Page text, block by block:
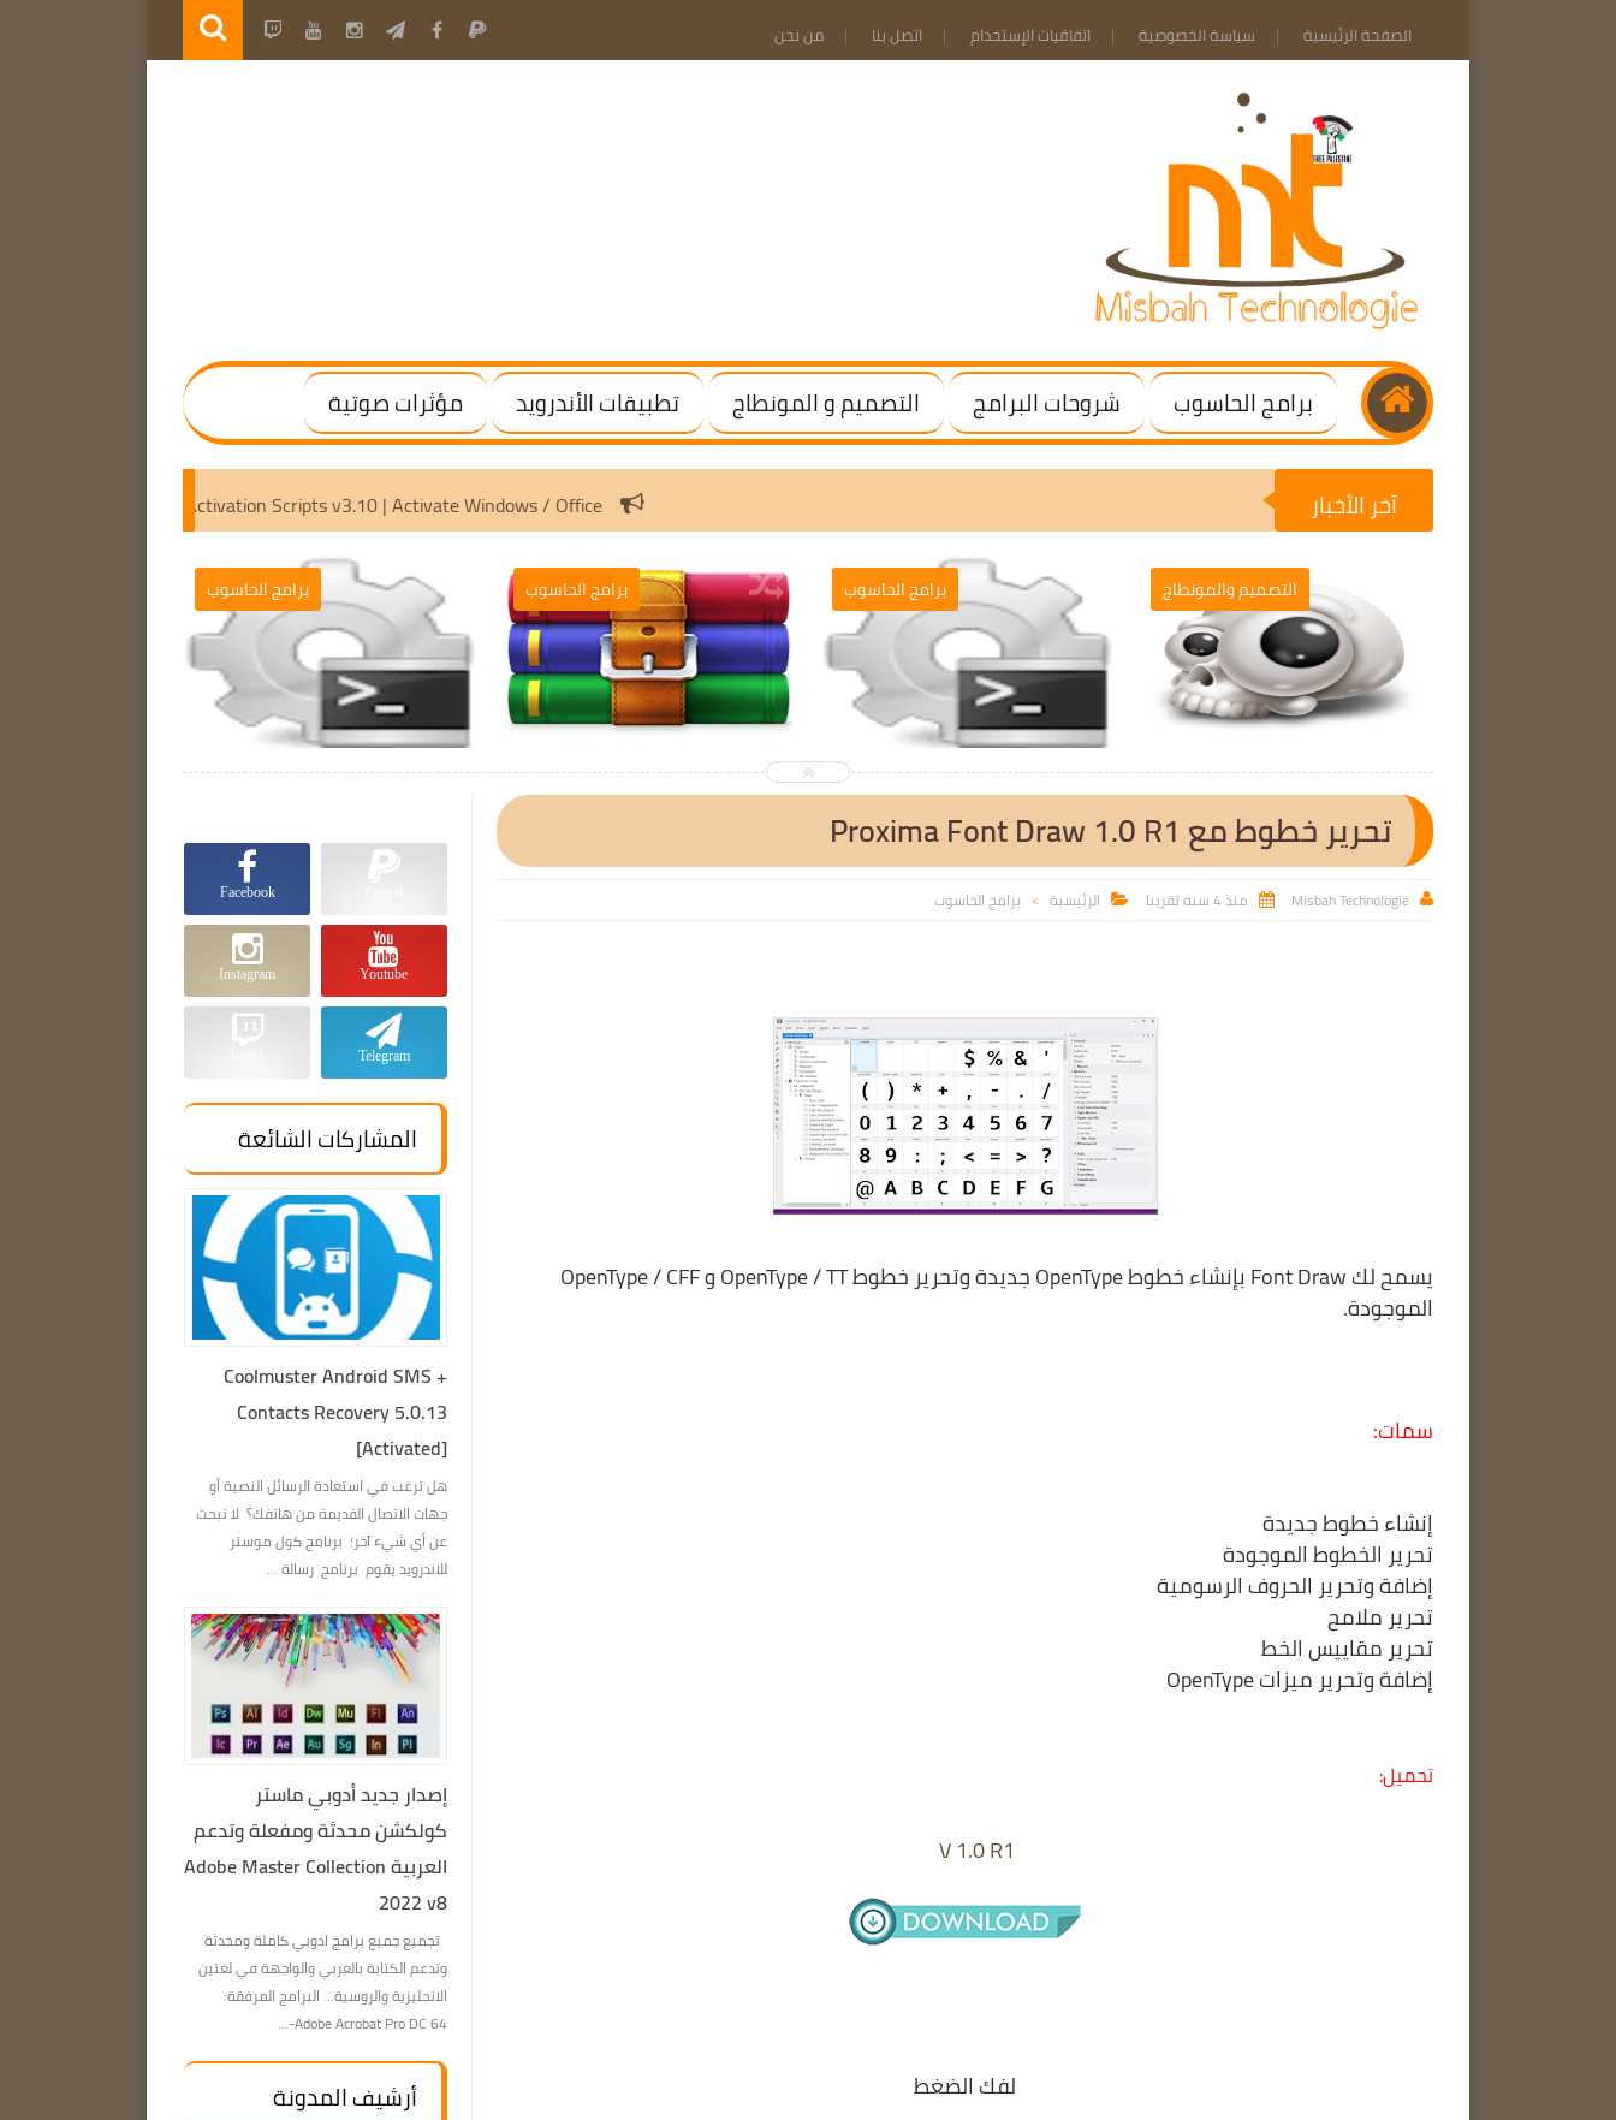
الصفحة الرئيسية سياسة الخصوصية اتفاقيات الإستخدام اتصل بنا من نحن
برامج الحاسوب شروحات البرامج التصميم و المونطاج تطبيقات الأندرويد مؤثرات صوتية
آخر الأخبار Microsoft Activation Scripts v3.10 | Activate Windows / Office
برامج الحاسوب برامج الحاسوب التصميم والمونطاج التصميم والمونطاج
تحرير خطوط مع Proxima Font Draw 1.0 R1

Misbah Technologie
 منذ 4 سنه تقريبا  الرئيسية > برامج الحاسوب
يسمح لك Font Draw بإنشاء خطوط OpenType جديدة وتحرير خطوط OpenType / TT و OpenType / CFF
الموجودة.
سمات:
إنشاء خطوط جديدة
تحرير الخطوط الموجودة
إضافة وتحرير الحروف الرسومية
تحرير ملامح
تحرير مقاييس الخط
إضافة وتحرير ميزات OpenType
تحميل:
V 1.0 R1
لفك الضغط
Facebook
Youtube
Instagram
Telegram
المشاركات الشائعة
Coolmuster Android SMS +
Contacts Recovery 5.0.13
[Activated]
هل ترغب في استعادة الرسائل النصية أو
جهات الاتصال القديمة من هاتفك؟ لا تبحث
عن أي شيء آخر؛ برنامج كول موستر
للاندرويد يقوم برنامج رسالة ...
إصدار جديد أدوبي ماستر
كولكشن محدثة ومفعلة وتدعم
العربية Adobe Master Collection
2022 v8
تجميع جميع برامج ادوبي كاملة ومحدثة
وتدعم الكتابة بالعربي والواجهة في لغتين
الانجليزية والروسية… البرامج المرفقة:
Adobe Acrobat Pro DC 64-...
أرشيف المدونة